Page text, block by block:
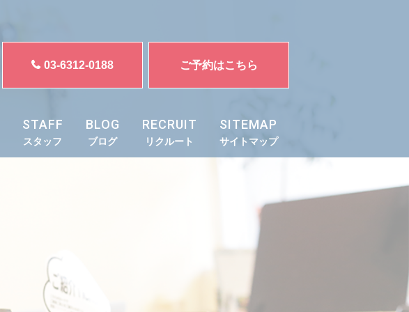
03-6312-0188 ご予約はこちら
STAFF
スタッフ
BLOG
ブログ
RECRUIT
リクルート
SITEMAP
サイトマップ